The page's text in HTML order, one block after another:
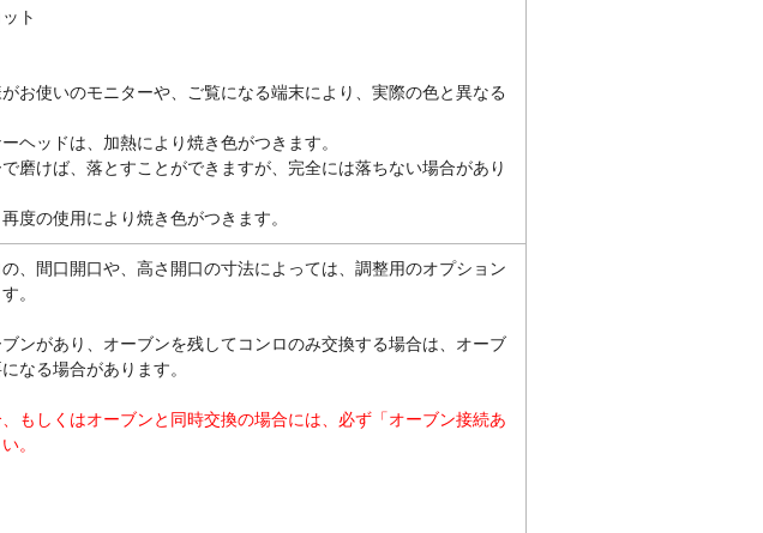
ト
お使いのモニターや、ご覧になる端末により、実際の色と異なる
ヘッドは、加熱により焼き色がつきます。
磨けば、落とすことができますが、完全には落ちない場合があり
度の使用により焼き色がつきます。
、間口開口や、高さ開口の寸法によっては、調整用のオプション
。
ンがあり、オーブンを残してコンロのみ交換する場合は、オーブ
なる場合があります。
もしくはオーブンと同時交換の場合には、必ず「オーブン接続あ
。